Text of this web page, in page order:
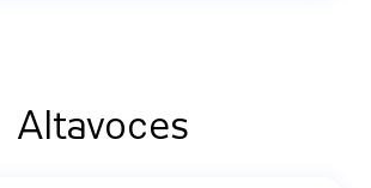
Altavoces